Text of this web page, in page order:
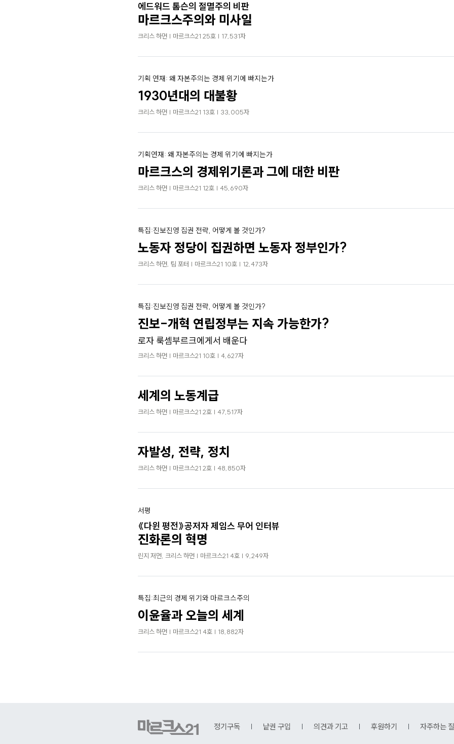
에드워드 톰슨의 절멸주의 비판
마르크스주의와 미사일
크리스 하먼 | 마르크스21 25호 | 17,531자
기획 연재: 왜 자본주의는 경제 위기에 빠지는가
1930년대의 대불황
크리스 하먼 | 마르크스21 13호 | 33,005자
기획연재: 왜 자본주의는 경제 위기에 빠지는가
마르크스의 경제위기론과 그에 대한 비판
크리스 하먼 | 마르크스21 12호 | 45,690자
특집:진보진영 집권 전략, 어떻게 볼 것인가?
노동자 정당이 집권하면 노동자 정부인가?
크리스 하먼, 팀 포터 | 마르크스21 10호 | 12,473자
특집:진보진영 집권 전략, 어떻게 볼 것인가?
진보-개혁 연립정부는 지속 가능한가?
로자 룩셈부르크에게서 배운다
크리스 하먼 | 마르크스21 10호 | 4,627자
세계의 노동계급
크리스 하먼 | 마르크스21 2호 | 47,517자
자발성, 전략, 정치
크리스 하먼 | 마르크스21 2호 | 48,850자
서평
《다윈 평전》공저자 제임스 무어 인터뷰
진화론의 혁명
린지 저먼, 크리스 하먼 | 마르크스21 4호 | 9,249자
특집:최근의 경제 위기와 마르크스주의
이윤율과 오늘의 세계
크리스 하먼 | 마르크스21 4호 | 18,882자
정기구독 낱권 구입 의견과 기고 후원하기 자주하는